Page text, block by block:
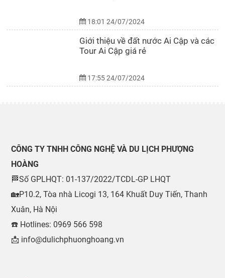
18:01 24/07/2024
Giới thiệu về đất nước Ai Cập và các
Tour Ai Cập giá rẻ
17:55 24/07/2024
CÔNG TY TNHH CÔNG NGHỆ VÀ DU LỊCH PHƯỢNG
HOÀNG
🏁Số GPLHQT: 01-137/2022/TCDL-GP LHQT
🏡P10.2, Tòa nhà Licogi 13, 164 Khuất Duy Tiến, Thanh
Xuân, Hà Nội
☎️ Hotlines: 0969 566 598
📩 info@dulichphuonghoang.vn